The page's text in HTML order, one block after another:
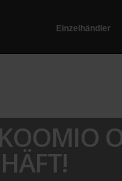
Einzelhändler